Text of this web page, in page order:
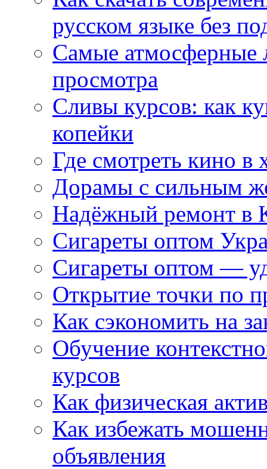
русском языке без
Самые атмосферные
просмотра
Сливы курсов: как
копейки
Где смотреть кино в
Дорамы с сильным
Надёжный ремонт в
Сигареты оптом
Сигареты оптом —
Открытие точки по
Как сэкономить на
Обучение
курсов
Как физическая
Как избежать
объявления